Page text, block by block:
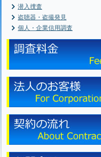
潜入捜査
盗聴器・盗撮発見
個人・企業信用調査